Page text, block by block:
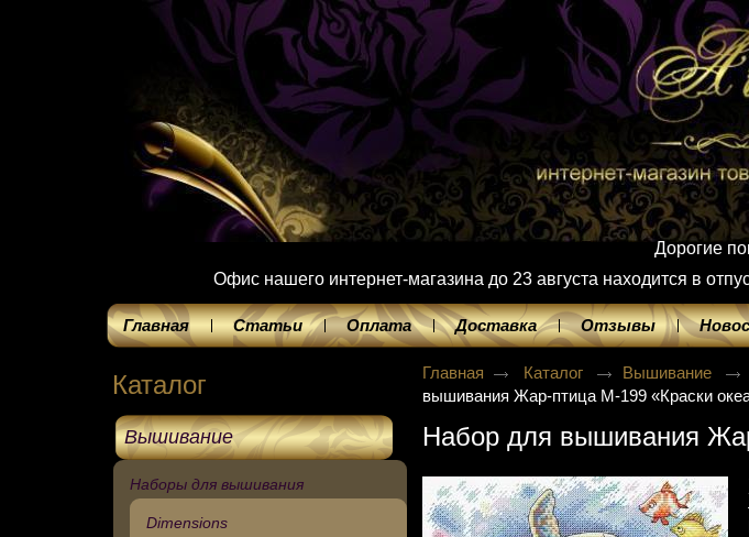
Дорогие
Офис нашего интернет-магазина до 23 августа находится в
Главная Статьи Оплата Доставка Отзывы
Каталог
Вышивание
Наборы для вышивания
Dimensions
Главная Каталог Вышивание
вышивания Жар-птица М-199 «Краски
Набор для вышивания